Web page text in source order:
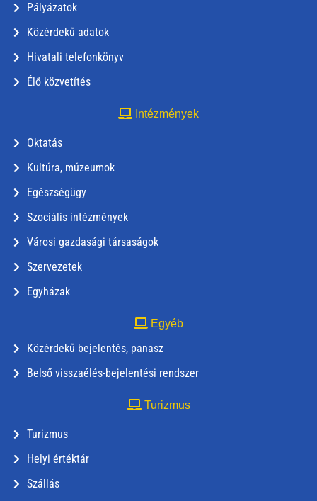
Pályázatok
Közérdekű adatok
Hivatali telefonkönyv
Élő közvetítés
Intézmények
Oktatás
Kultúra, múzeumok
Egészségügy
Szociális intézmények
Városi gazdasági társaságok
Szervezetek
Egyházak
Egyéb
Közérdekű bejelentés, panasz
Belső visszaélés-bejelentési rendszer
Turizmus
Turizmus
Helyi értéktár
Szállás